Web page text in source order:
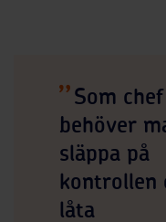
Som chef
behöver
släppa på
kontrollen
låta